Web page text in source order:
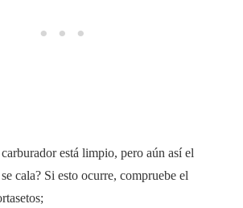
está limpio, pero aún así el
cala? Si esto ocurre, compruebe el